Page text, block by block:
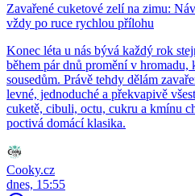
Zavařené cuketové zelí na zimu:
vždy po ruce rychlou přílohu
Konec léta u nás bývá každý rok
během pár dnů promění v hromadu,
sousedům. Právě tehdy dělám
levné, jednoduché a překvapivě
cuketě, cibuli, octu, cukru a kmínu
poctivá domácí klasika.
Cooky.cz
dnes, 15:55